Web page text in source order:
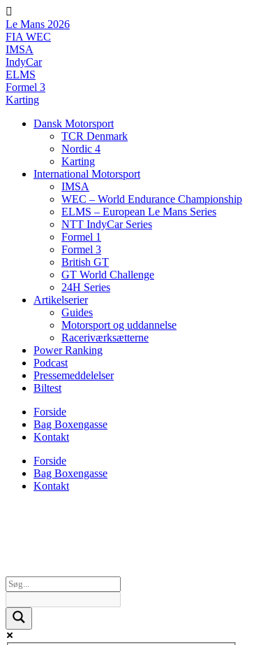
Videre
til
indhold
Le Mans 2026
FIA WEC
IMSA
IndyCar
ELMS
Formel 3
Karting
Dansk Motorsport
TCR Denmark
Nordic 4
Karting
International Motorsport
IMSA
WEC – World Endurance Championship
ELMS – European Le Mans Series
NTT IndyCar Series
Formel 1
Formel 3
British GT
GT World Challenge
24H Series
Artikelserier
Guides
Motorsport og uddannelse
Raceriværksætterne
Power Ranking
Podcast
Pressemeddelelser
Biltest
Forside
Bag Boxengasse
Kontakt
Forside
Bag Boxengasse
Kontakt